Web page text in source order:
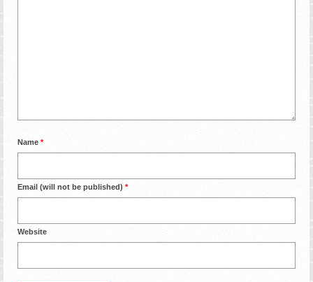
Name *
Email (will not be published) *
Website